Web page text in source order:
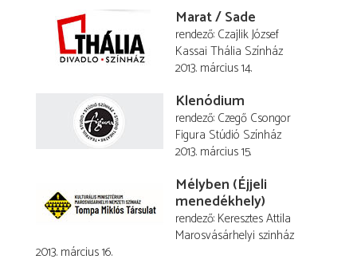
Marat / Sade
rendező Czajlik József
Kassai Thália Színház
2013. március 14.
Klenódium
rendező Czegő Csongor
Figura Stúdió Színház
2013. március 15.
Mélyben (Éjjeli
menedékhely)
rendező Keresztes Attila
Marosvásárhelyi szinház
2013. március 16.